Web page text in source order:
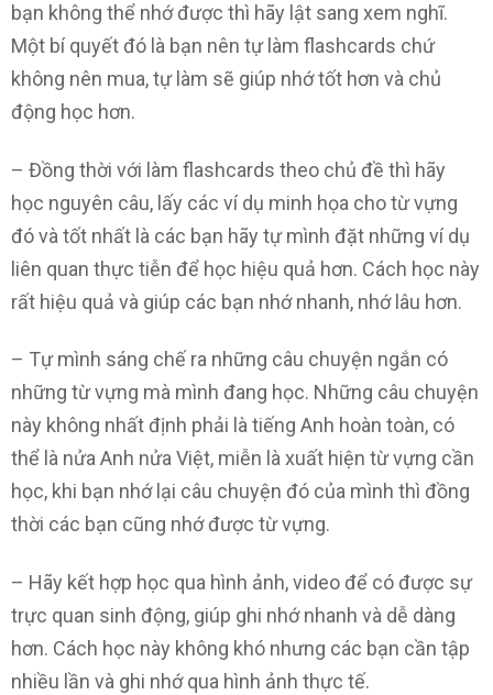
bạn không thể nhớ được thì hãy lật sang xem nghĩ.
Một bí quyết đó là bạn nên tự làm flashcards chứ
không nên mua, tự làm sẽ giúp nhớ tốt hơn và chủ
động học hơn.
– Đồng thời với làm flashcards theo chủ đề thì hãy
học nguyên câu, lấy các ví dụ minh họa cho từ vựng
đó và tốt nhất là các bạn hãy tự mình đặt những ví dụ
liên quan thực tiễn để học hiệu quả hơn. Cách học này
rất hiệu quả và giúp các bạn nhớ nhanh, nhớ lâu hơn.
– Tự mình sáng chế ra những câu chuyện ngắn có
những từ vựng mà mình đang học. Những câu chuyện
này không nhất định phải là tiếng Anh hoàn toàn, có
thể là nửa Anh nửa Việt, miễn là xuất hiện từ vựng cần
học, khi bạn nhớ lại câu chuyện đó của mình thì đồng
thời các bạn cũng nhớ được từ vựng.
– Hãy kết hợp học qua hình ảnh, video để có được sự
trực quan sinh động, giúp ghi nhớ nhanh và dễ dàng
hơn. Cách học này không khó nhưng các bạn cần tập
nhiều lần và ghi nhớ qua hình ảnh thực tế.